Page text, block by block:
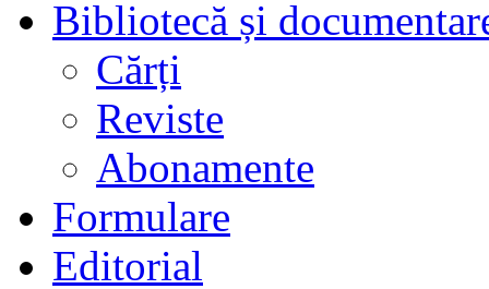
Bibliotecă și
Cărți
Reviste
Abonamente
Formulare
Editorial